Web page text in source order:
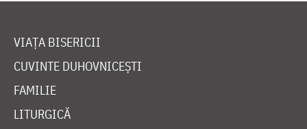
VIAȚA BISERICII
CUVINTE DUHOVNICEȘTI
FAMILIE
LITURGICĂ